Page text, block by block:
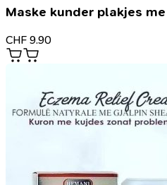
Maske kunder plakjes
CHF 9.90